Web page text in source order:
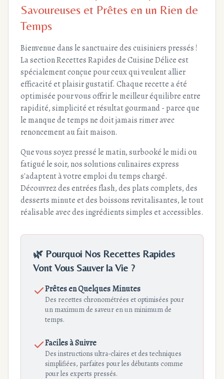
Savoureuses et Prêtes en un Rien de
Temps
Bienvenue dans le sanctuaire des cuisiniers pressés !
La section Recettes Rapides de Cuisine Délice est
spécialement conçue pour ceux qui veulent allier
efficacité et plaisir gustatif. Chaque recette a été
optimisée pour vous offrir le meilleur équilibre entre
rapidité, simplicité et résultat gourmand - parce que
le manque de temps ne doit jamais rimer avec
renoncement au fait maison.
Que vous soyez pressé le matin, surbooké le midi ou
fatigué le soir, nos solutions culinaires express
s'adaptent à votre emploi du temps chargé.
Découvrez des entrées flash, des plats complets, des
desserts minute et des boissons revitalisantes, le tout
réalisable avec des ingrédients simples et accessibles.
🌿 Pourquoi Nos Recettes Rapides
Vont Vous Sauver la Vie ?
Prêtes en Quelques Minutes
Des recettes chronométrées et optimisées pour
un maximum de saveur en un minimum de
temps.
Faciles à Suivre
Des instructions ultra-claires et des techniques
simplifiées, parfaites pour les débutants comme
pour les experts pressés.